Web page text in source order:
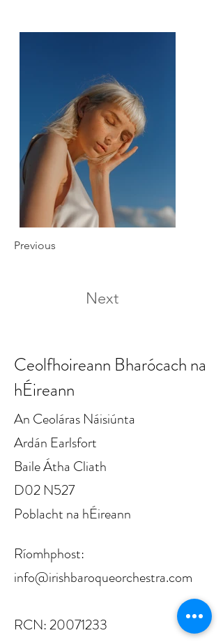
Previous
Next
Ceolfhoireann Bharócach na
hÉireann
An Ceoláras Náisiúnta
Ardán Earlsfort
Baile Átha Cliath
D02 N527
Poblacht na hÉireann
Ríomhphost:
info@irishbaroqueorchestra.com
RCN:20071233